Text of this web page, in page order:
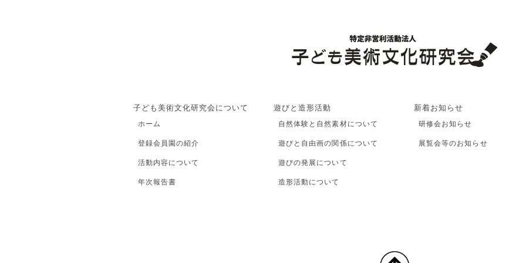
子ども美術文化研究会について
ホーム
登録会員園の紹介
活動内容について
年次報告書
遊びと造形活動
自然体験と自然素材について
遊びと自由画の関係について
遊びの発展について
造形活動について
新着お知らせ
研修会お知らせ
展覧会等のお知らせ